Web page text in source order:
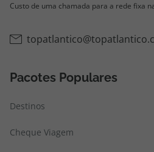
Custo de uma chamada para a rede fixa
Pacotes Populares
Destinos
Cheque Viagem